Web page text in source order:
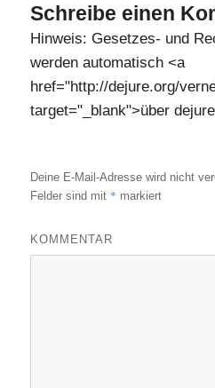
Schreibe einen
Hinweis: Gesetzes- und
werden automatisch <a
href="http://dejure.org/
target="_blank">über
Deine E-Mail-Adresse wird nicht
Felder sind mit * markiert
KOMMENTAR